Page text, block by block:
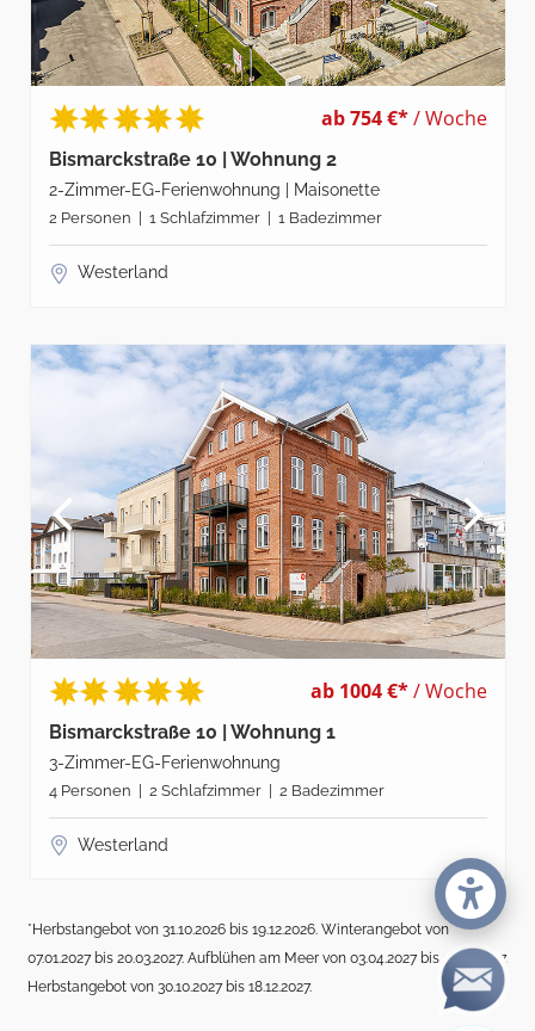
ab 754 €*/ Woche
Bismarckstraße 10 | Wohnung 2
2-Zimmer-EG-Ferienwohnung | Maisonette
2 Personen | 1 Schlafzimmer | 1 Badezimmer
Westerland
ab 1004 €*/ Woche
Bismarckstraße 10 | Wohnung 1
3-Zimmer-EG-Ferienwohnung
4 Personen | 2 Schlafzimmer | 2 Badezimmer
Westerland
*Herbstangebot von 31.10.2026 bis 19.12.2026. Winterangebot von
07.01.2027 bis 20.03.2027. Aufblühen am Meer von 03.04.2027 bis 17.04.2027.
Herbstangebot von 30.10.2027 bis 18.12.2027.